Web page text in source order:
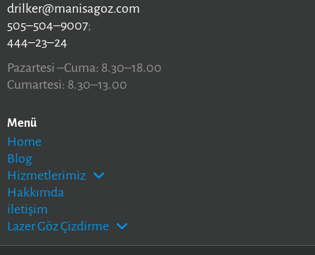
drilker@manisagoz.com
505–504–9007;
444–23–24
Pazartesi –Cuma: 8.30–18.00
Cumartesi: 8.30–13.00
Menü
Home
Blog
Hizmetlerimiz
Hakkımda
iletişim
Lazer Göz Çizdirme